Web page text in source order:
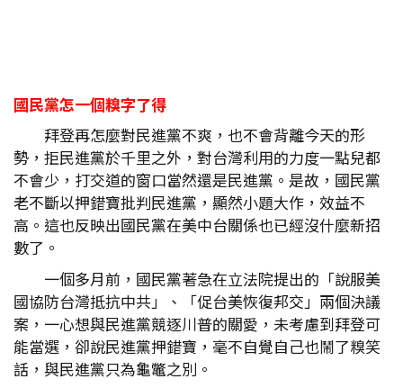
國民黨怎一個糗字了得
拜登再怎麼對民進黨不爽，也不會背離今天的形
勢，拒民進黨於千里之外，對台灣利用的力度一點兒都
不會少，打交道的窗口當然還是民進黨。是故，國民黨
老不斷以押錯寶批判民進黨，顯然小題大作，效益不
高。這也反映出國民黨在美中台關係也已經沒什麼新招
數了。
一個多月前，國民黨著急在立法院提出的「說服美
國協防台灣抵抗中共」、「促台美恢復邦交」兩個決議
案，一心想與民進黨競逐川普的關愛，未考慮到拜登可
能當選，卻說民進黨押錯寶，毫不自覺自己也鬧了糗笑
話，與民進黨只為龜鼈之別。